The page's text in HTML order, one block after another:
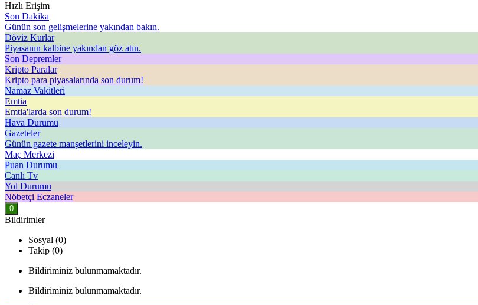
Hızlı Erişim
Son Dakika
Günün son gelişmelerine yakından bakın.
Döviz Kurlar
Piyasanın kalbine yakından göz atın.
Son Depremler
Kripto Paralar
Kripto para piyasalarında son durum!
Namaz Vakitleri
Emtia
Emtia'larda son durum!
Hava Durumu
Gazeteler
Günün gazete manşetlerini inceleyin.
Maç Merkezi
Puan Durumu
Canlı Tv
Yol Durumu
Nöbetçi Eczaneler
0
Bildirimler
Sosyal (0)
Takip (0)
Bildiriminiz bulunmamaktadır.
Bildiriminiz bulunmamaktadır.